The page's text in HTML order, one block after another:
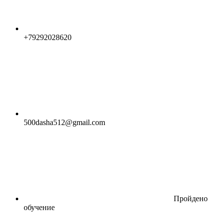
+79292028620
500dasha512@gmail.com
Пройдено
обучение